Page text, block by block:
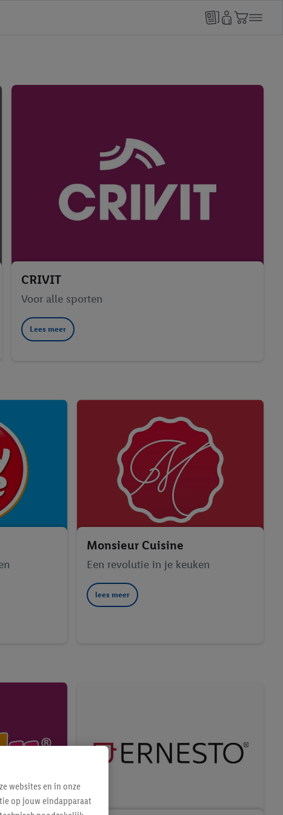
CRIVIT
Voor alle sporten
Lees meer
Monsieur Cuisine
Een revolutie in je keuken
lees meer
websites en in onze
op jouw eindapparaat